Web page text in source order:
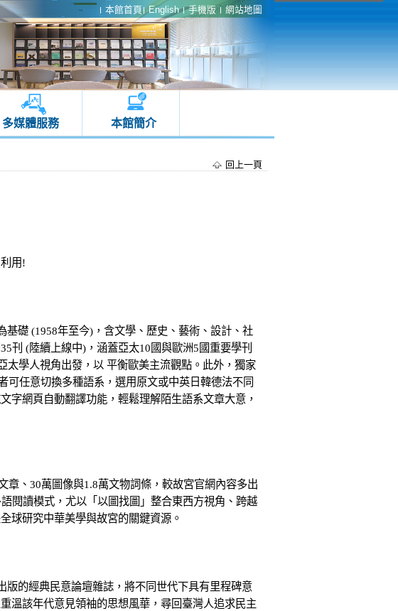
本館首頁 English 手機版 網站地圖
多媒體服務 本館簡介
回上一頁
用!
礎 (1958年至今)，含文學、歷史、藝術、設計、社
刊 (陸續上線中)，涵蓋亞太10國與歐洲5國重要學刊
學人視角出發，以 平衡歐美主流觀點。此外，獨家
可任意切換多種語系，選用原文或中英日韓德法不同
字網頁自動翻譯功能，輕鬆理解陌生語系文章大意，
章、30萬圖像與1.8萬文物詞條，較故宮官網內容多出
閱讀模式，尤以「以圖找圖」整合東西方視角、跨越
球研究中華美學與故宮的關鍵資源。
的經典民意論壇雜誌，將不同世代下具有里程碑意
溫該年代意見領袖的思想風華，尋回臺灣人追求民主